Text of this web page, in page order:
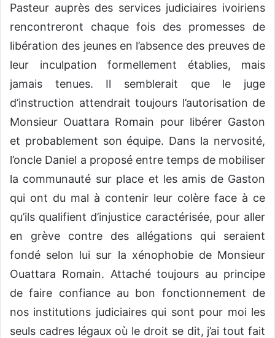
Pasteur auprès des services judiciaires ivoiriens
rencontreront chaque fois des promesses de
libération des jeunes en l’absence des preuves de
leur inculpation formellement établies, mais
jamais tenues. Il semblerait que le juge
d’instruction attendrait toujours l’autorisation de
Monsieur Ouattara Romain pour libérer Gaston
et probablement son équipe. Dans la nervosité,
l’oncle Daniel a proposé entre temps de mobiliser
la communauté sur place et les amis de Gaston
qui ont du mal à contenir leur colère face à ce
qu’ils qualifient d’injustice caractérisée, pour aller
en grève contre des allégations qui seraient
fondé selon lui sur la xénophobie de Monsieur
Ouattara Romain. Attaché toujours au principe
de faire confiance au bon fonctionnement de
nos institutions judiciaires qui sont pour moi les
seuls cadres légaux où le droit se dit, j’ai tout fait